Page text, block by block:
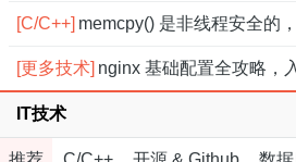
[C/C++] memcpy() 是非线程安全的
[更多技术] nginx 基础配置全攻略，
IT技术